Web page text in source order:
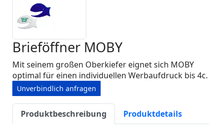
Brieföffner MOBY
Mit seinem großen Oberkiefer eignet sich MOBY
optimal für einen individuellen Werbaufdruck bis 4c.
Unverbindlich anfragen
Produktbeschreibung Produktdetails